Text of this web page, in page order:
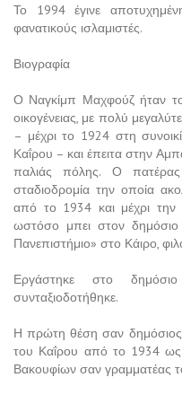
Το 1994 έγινε
φανατικούς ισλαμιστές.
Βιογραφία
Ο Ναγκίμπ Μαχφούζ ήταν
οικογένειας, με πολύ
– μέχρι το 1924 στη
Καΐρου – και έπειτα στην
παλιάς πόλης. Ο
σταδιοδρομία την οποία
από το 1934 και μέχρι την
ωστόσο μπει στον δημόσιο
Πανεπιστήμιο» στο Κάιρο,
Εργάστηκε στο
συνταξιοδοτήθηκε.
Η πρώτη θέση σαν δημόσιος
του Καΐρου από το 1934 ως
Βακουφίων σαν γραμματέας